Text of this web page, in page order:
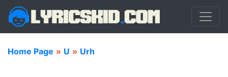
Home Page » U » Urh